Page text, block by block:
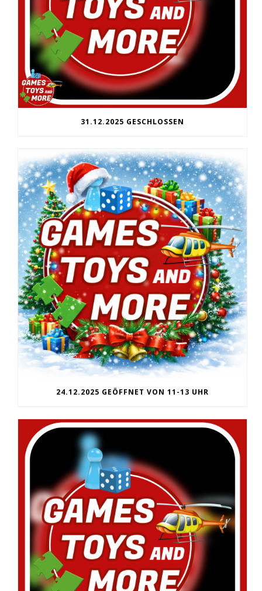
31.12.2025 GESCHLOSSEN
24.12.2025 GEÖFFNET VON 11-13 UHR